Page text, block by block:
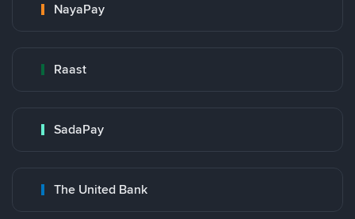
NayaPay
Raast
SadaPay
The United Bank